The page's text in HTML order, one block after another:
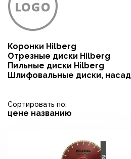
Коронки Hilberg
Отрезные диски Hilberg
Пильные диски Hilberg
Шлифовальные диски,
Сортировать по:
цене названию